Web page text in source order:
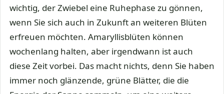
wichtig, der Zwiebel eine Ruhephase zu gönnen,
wenn Sie sich auch in Zukunft an weiteren Blüten
erfreuen möchten. Amaryllisblüten können
wochenlang halten, aber irgendwann ist auch
diese Zeit vorbei. Das macht nichts, denn Sie haben
immer noch glänzende, grüne Blätter, die die